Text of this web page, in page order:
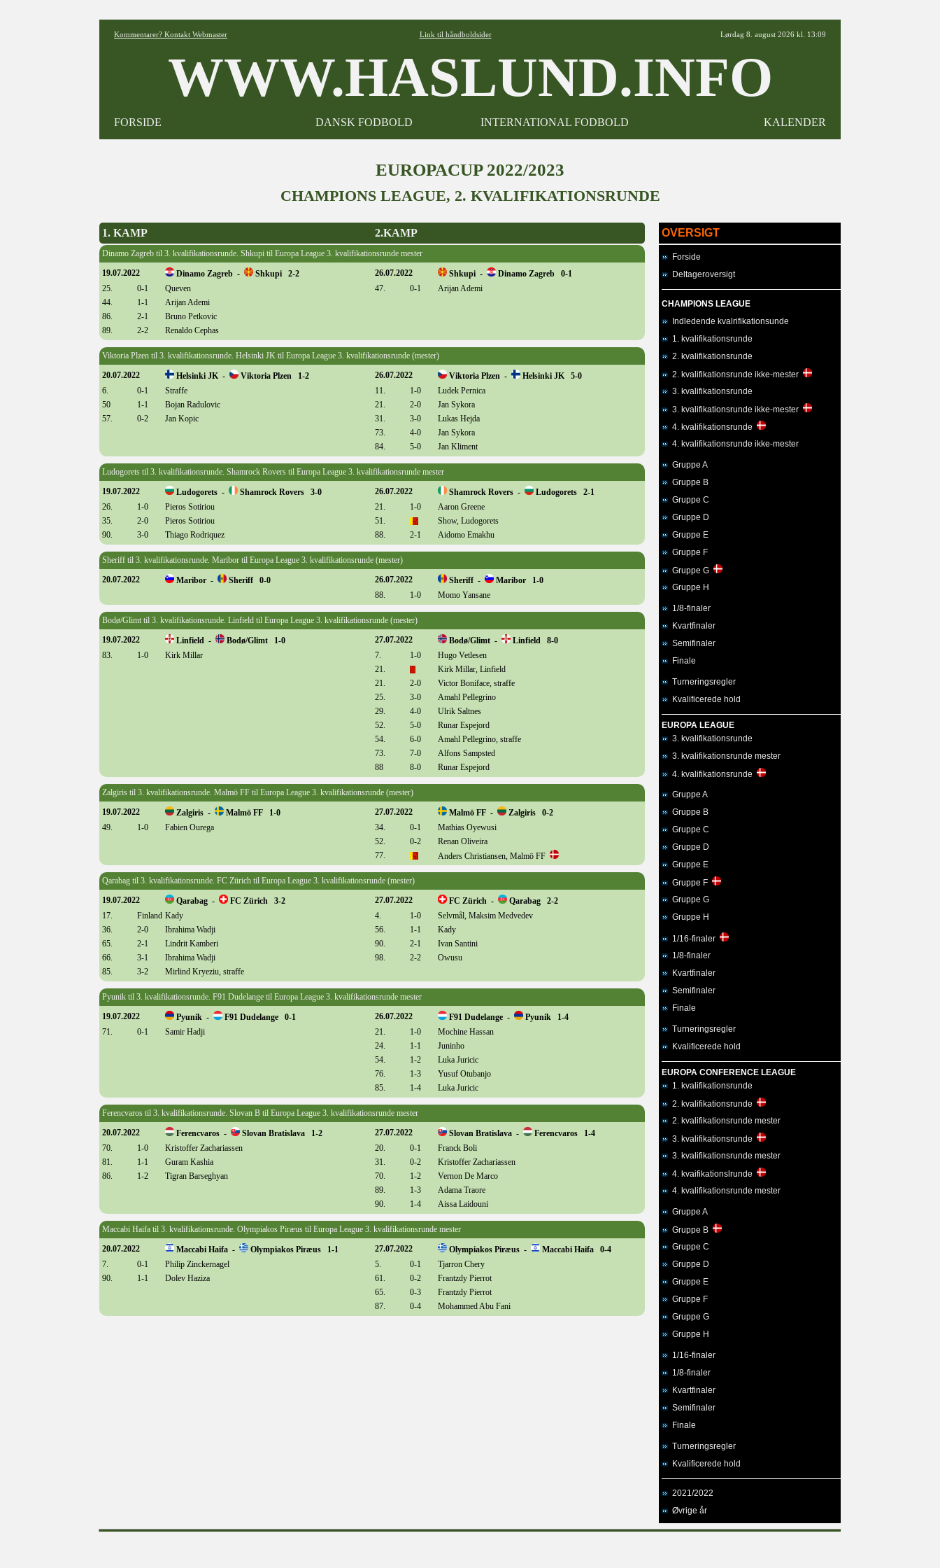
Kommentarer? Kontakt Webmaster Link til håndboldsider Lørdag 8. august 2026 kl. 13:09
WWW.HASLUND.INFO
FORSIDE DANSK FODBOLD INTERNATIONAL FODBOLD KALENDER
EUROPACUP 2022/2023
CHAMPIONS LEAGUE, 2. KVALIFIKATIONSRUNDE
1. KAMP 2.KAMP
Dinamo Zagreb til 3. kvalifikationsrunde. Shkupi til Europa League 3. kvalifikationsrunde mester
19.07.2022
Dinamo Zagreb - Shkupi 2-2 26.07.2022 Shkupi -
Dinamo Zagreb 0-1
25.
0-1 Queven 47. 0-1
Arijan Ademi
44.
1-1
Arijan Ademi
86.
2-1
Bruno Petkovic
89.
2-2 Renaldo Cephas
Viktoria Plzen til 3. kvalifikationsrunde. Helsinki JK til Europa League 3. kvalifikationsrunde (mester)
20.07.2022
Helsinki JK - Viktoria Plzen 1-2 26.07.2022 Viktoria Plzen -
Helsinki JK 5-0
6.
0-1 Straffe 11. 1-0
Ludek Pernica
50
1-1 Bojan Radulovic 21. 2-0
Jan Sykora
57.
0-2 Jan Kopic 31. 3-0
Lukas Hejda
73.
4-0
Jan Sykora
84.
5-0 Jan Kliment
Ludogorets til 3. kvalifikationsrunde. Shamrock Rovers til Europa League 3. kvalifikationsrunde mester
19.07.2022
Ludogorets - Shamrock Rovers 3-0 26.07.2022 Shamrock Rovers -
Ludogorets 2-1
26.
1-0 Pieros Sotiriou 21. 1-0
Aaron Greene
35.
2-0 Pieros Sotiriou 51.
Show, Ludogorets
90.
3-0 Thiago Rodriquez 88. 2-1 Aidomo Emakhu
Sheriff til 3. kvalifikationsrunde. Maribor til Europa League 3. kvalifikationsrunde (mester)
20.07.2022
Maribor - Sheriff 0-0 26.07.2022 Sheriff -
Maribor 1-0
88.
1-0 Momo Yansane
Bodø/Glimt til 3. kvalifikationsrunde. Linfield til Europa League 3. kvalifikationsrunde (mester)
19.07.2022
Linfield - Bodø/Glimt 1-0 27.07.2022 Bodø/Glimt -
Linfield 8-0
83.
1-0 Kirk Millar 7. 1-0
Hugo Vetlesen
21.
Kirk Millar, Linfield
21.
2-0
Victor Boniface, straffe
25.
3-0
Amahl Pellegrino
29.
4-0
Ulrik Saltnes
52.
5-0
Runar Espejord
54.
6-0
Amahl Pellegrino, straffe
73.
7-0
Alfons Sampsted
88
8-0 Runar Espejord
Zalgiris til 3. kvalifikationsrunde. Malmö FF til Europa League 3. kvalifikationsrunde (mester)
19.07.2022
Zalgiris - Malmö FF 1-0 27.07.2022 Malmö FF -
Zalgiris 0-2
49.
1-0 Fabien Ourega 34. 0-1
Mathias Oyewusi
52.
0-2
Renan Oliveira
77.
Anders Christiansen, Malmö FF
Qarabag til 3. kvalifikationsrunde. FC Zürich til Europa League 3. kvalifikationsrunde (mester)
19.07.2022
Qarabag - FC Zürich 3-2 27.07.2022 FC Zürich -
Qarabag 2-2
17.
Finland Kady 4. 1-0
Selvmål, Maksim Medvedev
36.
2-0 Ibrahima Wadji 56. 1-1
Kady
65.
2-1 Lindrit Kamberi 90. 2-1
Ivan Santini
66.
3-1 Ibrahima Wadji 98. 2-2
Owusu
85.
3-2 Mirlind Kryeziu, straffe
Pyunik til 3. kvalifikationsrunde. F91 Dudelange til Europa League 3. kvalifikationsrunde mester
19.07.2022
Pyunik - F91 Dudelange 0-1 26.07.2022 F91 Dudelange -
Pyunik 1-4
71.
0-1 Samir Hadji 21. 1-0
Mochine Hassan
24.
1-1
Juninho
54.
1-2
Luka Juricic
76.
1-3
Yusuf Otubanjo
85.
1-4 Luka Juricic
Ferencvaros til 3. kvalifikationsrunde. Slovan B til Europa League 3. kvalifikationsrunde mester
20.07.2022
Ferencvaros - Slovan Bratislava 1-2 27.07.2022 Slovan Bratislava -
Ferencvaros 1-4
70.
1-0 Kristoffer Zachariassen 20. 0-1
Franck Boli
81.
1-1 Guram Kashia 31. 0-2
Kristoffer Zachariassen
86.
1-2 Tigran Barseghyan 70. 1-2
Vernon De Marco
89.
1-3
Adama Traore
90.
1-4 Aissa Laidouni
Maccabi Haifa til 3. kvalifikationsrunde. Olympiakos Piræus til Europa League 3. kvalifikationsrunde mester
20.07.2022
Maccabi Haifa - Olympiakos Piræus 1-1 27.07.2022 Olympiakos Piræus -
Maccabi Haifa 0-4
7.
0-1 Philip Zinckernagel 5. 0-1
Tjarron Chery
90.
1-1 Dolev Haziza 61. 0-2
Frantzdy Pierrot
65.
0-3
Frantzdy Pierrot
87.
0-4 Mohammed Abu Fani
OVERSIGT
Forside
Deltageroversigt
CHAMPIONS LEAGUE
Indledende kvalrifikationsunde
1. kvalifikationsrunde
2. kvalifikationsrunde
2. kvalifikationsrunde ikke-mester
3. kvalifikationsrunde
3. kvalifikationsrunde ikke-mester
4. kvalifikationsrunde
4. kvalifikationsrunde ikke-mester
Gruppe A
Gruppe B
Gruppe C
Gruppe D
Gruppe E
Gruppe F
Gruppe G
Gruppe H
1/8-finaler
Kvartfinaler
Semifinaler
Finale
Turneringsregler
Kvalificerede hold
EUROPA LEAGUE
3. kvalifikationsrunde
3. kvalifikationsrunde mester
4. kvalifikationsrunde
Gruppe A
Gruppe B
Gruppe C
Gruppe D
Gruppe E
Gruppe F
Gruppe G
Gruppe H
1/16-finaler
1/8-finaler
Kvartfinaler
Semifinaler
Finale
Turneringsregler
Kvalificerede hold
EUROPA CONFERENCE LEAGUE
1. kvalifikationsrunde
2. kvalifikationsrunde
2. kvalifikationsrunde mester
3. kvalifikationsrunde
3. kvalifikationsrunde mester
4. kvaifikationslrunde
4. kvalifikationsrunde mester
Gruppe A
Gruppe B
Gruppe C
Gruppe D
Gruppe E
Gruppe F
Gruppe G
Gruppe H
1/16-finaler
1/8-finaler
Kvartfinaler
Semifinaler
Finale
Turneringsregler
Kvalificerede hold
2021/2022
Øvrige år